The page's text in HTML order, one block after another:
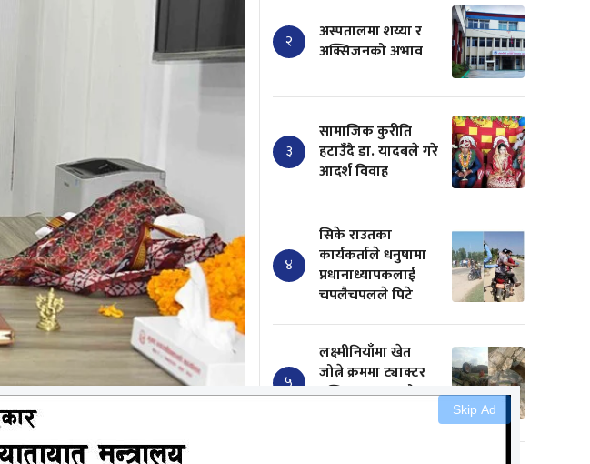
Skip Ad
२
अस्पतालमा शय्या र
अक्सिजनको अभाव
३
सामाजिक कुरीति
हटाउँदै डा. यादबले गरे
आदर्श विवाह
४
सिके राउतका
कार्यकर्ताले धनुषामा
प्रधानाध्यापकलाई
चपलैचपलले पिटे
५
लक्ष्मीनियाँमा खेत
जोत्ने क्रममा ट्याक्टर
पल्टिदा चालकको